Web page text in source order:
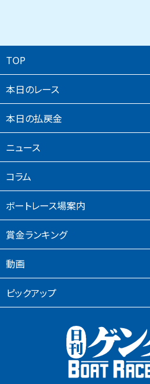
TOP
本⽇のレース
本⽇の払戻⾦
ニュース
コラム
ボートレース場案内
賞⾦ランキング
動画
ピックアップ